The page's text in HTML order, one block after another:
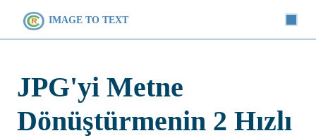
IMAGE TO TEXT
JPG'yi Metne
Dönüştürmenin 2 Hızlı